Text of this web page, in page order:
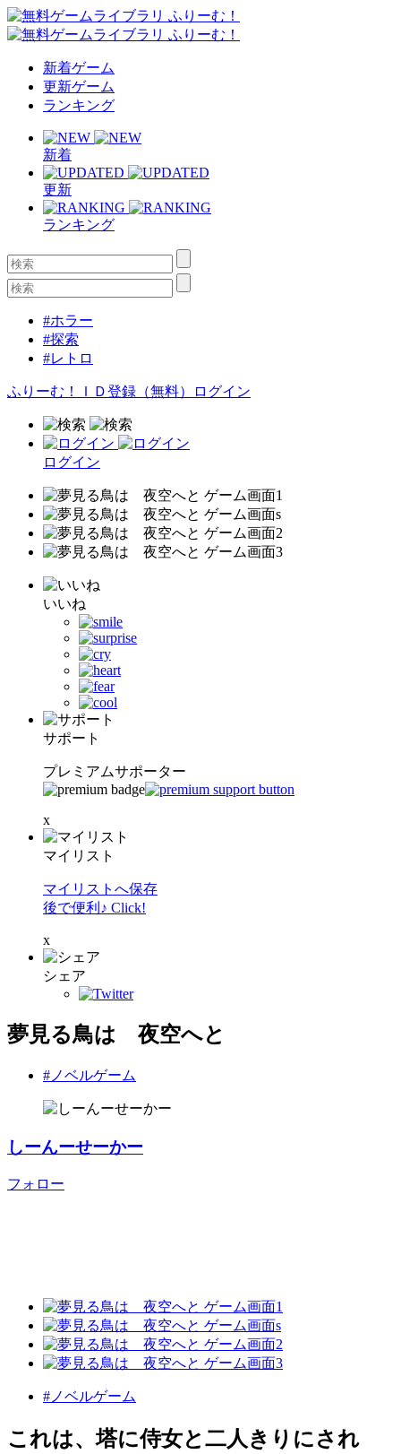
新着ゲーム
更新ゲーム
ランキング
新着
更新
ランキング
#ホラー
#探索
#レトロ
ふりーむ！ＩＤ登録（無料） ログイン
ログイン
いいね
サポート
プレミアムサポーター
x
マイリスト
マイリストへ保存
後で便利♪ Click!
x
シェア
夢見る鳥は 夜空へと
#ノベルゲーム
しーんーせーかー
フォロー
#ノベルゲーム
これは、塔に侍女と二人きりにされ